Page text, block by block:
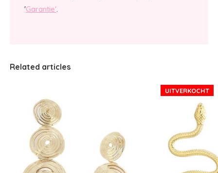
'Garantie'.
Related articles
UITVERKOCHT